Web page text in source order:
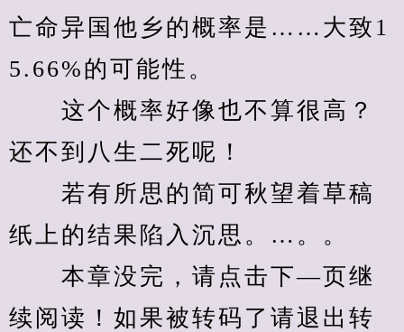
亡命异国他乡的概率是……大致1
5.66%的可能性。
这个概率好像也不算很高？
还不到八生二死呢！
若有所思的简可秋望着草稿
纸上的结果陷入沉思。…。。
本章没完，请点击下—页继
续阅读！如果被转码了请退出转